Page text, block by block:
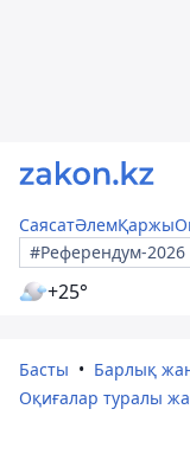
СаясатӘлемҚаржы
#Референдум-2026
+25°
Басты
Барлық
Оқиғалар туралы